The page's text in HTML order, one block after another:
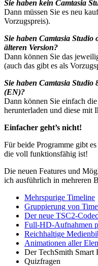
Sie haben kein Camtasia
Dann müssen Sie es neu
Vorzugspreis).
Sie haben Camtasia
älteren Version?
Dann können Sie das
(auch das gibt es als
Sie haben Camtasia
(EN)?
Dann können Sie einfach
herunterladen und diese mit
Einfacher geht’s nicht!
Für beide Programme gibt
die voll funktionsfähig ist!
Die neuen Features und
ich ausführlich in mehreren
Mehrspurige Timeline
Gruppierung von
Der neue TSC2-Codec
Full-HD-Aufnahmen
Reichhaltige
Animationen aller
Der TechSmith Smart
Quizfragen